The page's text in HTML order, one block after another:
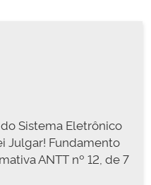
Sistema Eletrônico
Julgar! Fundamento
ANTT nº 12, de 7